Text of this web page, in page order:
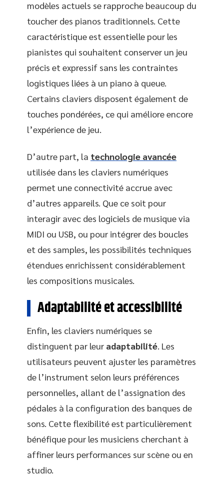
modèles actuels se rapproche beaucoup du
toucher des pianos traditionnels. Cette
caractéristique est essentielle pour les
pianistes qui souhaitent conserver un jeu
précis et expressif sans les contraintes
logistiques liées à un piano à queue.
Certains claviers disposent également de
touches pondérées, ce qui améliore encore
l’expérience de jeu.
D’autre part, la technologie avancée
utilisée dans les claviers numériques
permet une connectivité accrue avec
d’autres appareils. Que ce soit pour
interagir avec des logiciels de musique via
MIDI ou USB, ou pour intégrer des boucles
et des samples, les possibilités techniques
étendues enrichissent considérablement
les compositions musicales.
Adaptabilité et accessibilité
Enfin, les claviers numériques se
distinguent par leur adaptabilité . Les
utilisateurs peuvent ajuster les paramètres
de l’instrument selon leurs préférences
personnelles, allant de l’assignation des
pédales à la configuration des banques de
sons. Cette flexibilité est particulièrement
bénéfique pour les musiciens cherchant à
affiner leurs performances sur scène ou en
studio.